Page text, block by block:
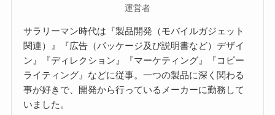
運営者
サラリーマン時代は『製品開発（モバイルガジェット
関連）』『広告（パッケージ及び説明書など）デザイ
ン』『ディレクション』『マーケティング』『コピー
ライティング』などに従事。一つの製品に深く関わる
事が好きで、開発から行っているメーカーに勤務して
いました。